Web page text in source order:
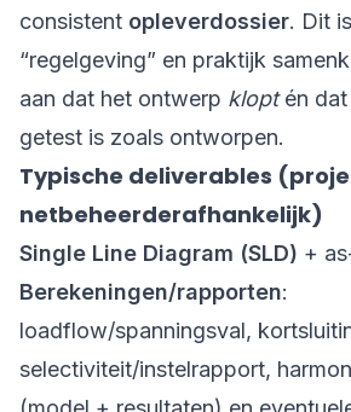
consistent opleverdossier. Dit
“regelgeving” en praktijk
aan dat het ontwerp kloptén dat
getest is zoals ontworpen.
Typische deliverables
netbeheerderafhankelijk)
Single Line Diagram (SLD) +
Berekeningen/rapporten:
loadflow/spanningsval,
selectiviteit/instelrapport,